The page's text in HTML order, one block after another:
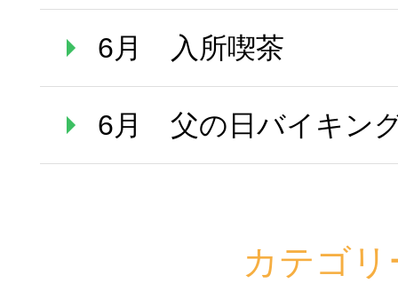
6月 入所喫茶
6月 父の日バイキン
カテゴリ